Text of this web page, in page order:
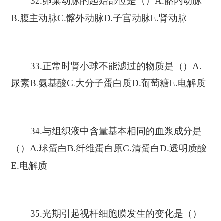
B.腹主动脉C.髂外动脉D.子宫动脉E.肾动脉
33.正常时肾小球不能滤过的物质是（）A.
尿素B.氨基酸C.大分子蛋白质D.葡萄糖E.电解质
34.与组织液中含量基本相同的血浆成分是
（）A.球蛋白B.纤维蛋白原C.清蛋白D.透明质酸
E.电解质
35.光期引起视杆细胞膜发生的变化是（）